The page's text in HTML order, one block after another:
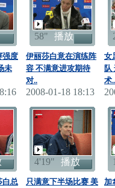
强度
未
58" 播放
伊丽莎白意在演练阵
容 不满意进攻期待
对..
2008-01-18 18:13
女
队
术..
白总
4'19" 播放
只满意下半场比赛 美
加